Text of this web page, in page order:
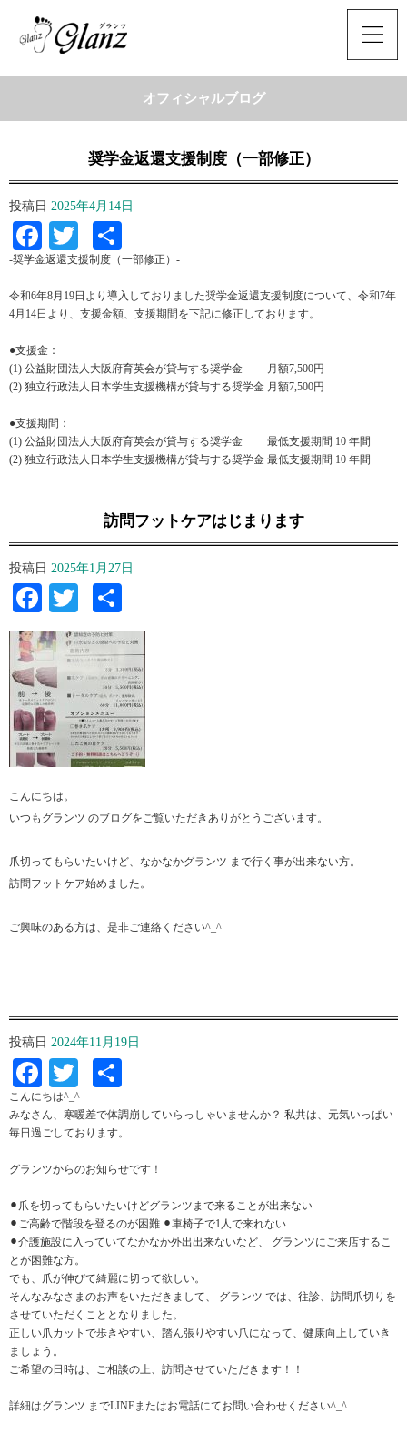
オフィシャルブログ
奨学金返還支援制度（一部修正）
投稿日 2025年4月14日
Facebook
Twitter
有
-奨学金返還支援制度（一部修正）-
令和6年8月19日より導入しておりました奨学金返還支援制度について、令和7年
4月14日より、支援金額、支援期間を下記に修正しております。
●支援金：
(1) 公益財団法人大阪府育英会が貸与する奨学金 月額7,500円
(2) 独立行政法人日本学生支援機構が貸与する奨学金 月額7,500円
●支援期間：
(1) 公益財団法人大阪府育英会が貸与する奨学金 最低支援期間 10 年間
(2) 独立行政法人日本学生支援機構が貸与する奨学金 最低支援期間 10 年間
訪問フットケアはじまります
投稿日 2025年1月27日
Facebook
Twitter
有
こんにちは。
いつもグランツ のブログをご覧いただきありがとうございます。
爪切ってもらいたいけど、なかなかグランツ まで行く事が出来ない方。
訪問フットケア始めました。
ご興味のある方は、是非ご連絡ください^_^
投稿日 2024年11月19日
Facebook
Twitter
有
こんにちは^_^
みなさん、寒暖差で体調崩していらっしゃいませんか？ 私共は、元気いっぱい
毎日過ごしております。
グランツからのお知らせです！
⚫︎爪を切ってもらいたいけどグランツまで来ることが出来ない
⚫︎ご高齢で階段を登るのが困難 ⚫︎車椅子で1人で来れない
⚫︎介護施設に入っていてなかなか外出出来ないなど、 グランツにご来店するこ
とが困難な方。
でも、爪が伸びて綺麗に切って欲しい。
そんなみなさまのお声をいただきまして、 グランツ では、往診、訪問爪切りを
させていただくこととなりました。
正しい爪カットで歩きやすい、踏ん張りやすい爪になって、健康向上していき
ましょう。
ご希望の日時は、ご相談の上、訪問させていただきます！！
詳細はグランツ までLINEまたはお電話にてお問い合わせください^_^